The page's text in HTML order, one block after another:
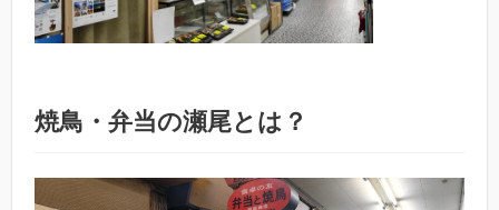
焼鳥・弁当の瀬尾とは？